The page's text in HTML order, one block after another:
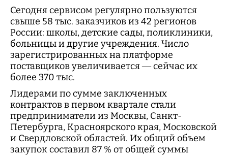
Сегодня сервисом регулярно пользуются
свыше 58 тыс. заказчиков из 42 регионов
России: школы, детские сады, поликлиники,
больницы и другие учреждения. Число
зарегистрированных на платформе
поставщиков увеличивается — сейчас их
более 370 тыс.
Лидерами по сумме заключенных
контрактов в первом квартале стали
предприниматели из Москвы, Санкт-
Петербурга, Красноярского края, Московской
и Свердловской областей. Их общий объем
закупок составил 87 % от общей суммы